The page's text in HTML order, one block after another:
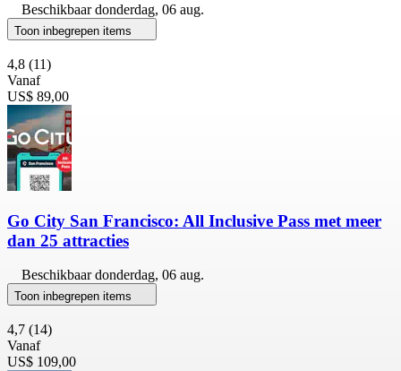
Beschikbaardonderdag, 06 aug.
Toon inbegrepen items
4,8 (11)
Vanaf
US$ 89,00
Go City San Francisco: All Inclusive Pass met meer
dan 25 attracties
Beschikbaardonderdag, 06 aug.
Toon inbegrepen items
4,7 (14)
Vanaf
US$ 109,00